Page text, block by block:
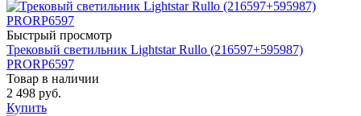
Быстрый просмотр
Трековый светильник Lightstar Rullo (216597+595987)
PRORP6597
Товар в наличии
2 498 руб.
Купить